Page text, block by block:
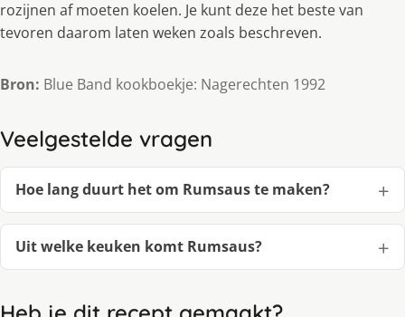
rozijnen af moeten koelen. Je kunt deze het beste van
tevoren daarom laten weken zoals beschreven.
Bron: Blue Band kookboekje: Nagerechten 1992
Veelgestelde vragen
Hoe lang duurt het om Rumsaus te maken?
Uit welke keuken komt Rumsaus?